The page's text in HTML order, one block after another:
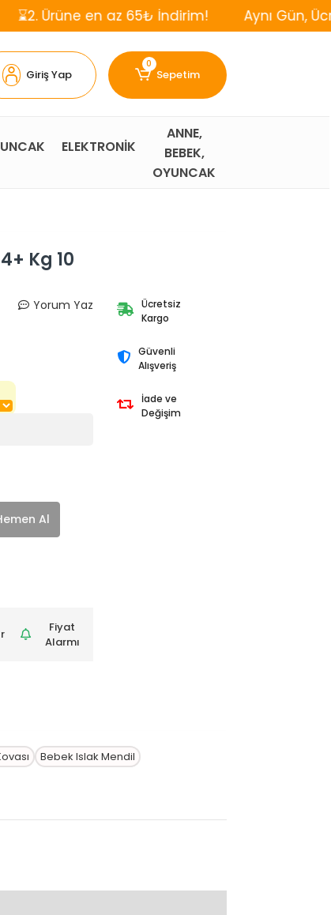
en az 65₺ İndirim! Aynı Gün, Ücretsiz
Giriş Yap
0
Sepetim
ELEKTRONİK
ANNE,
BEBEK,
OYUNCAK
Kg 10
Yorum Yaz
Al
Fiyat
Alarmı
Ücretsiz
Kargo
Güvenli
Alışveriş
İade ve
Değişim
Bebek Islak Mendil